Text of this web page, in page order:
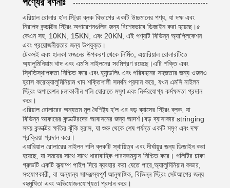
এরিয়াল রোলার হ'ল স্ট্রিং ব্লক বিভাগের একটি উচ্চমানের পণ্য, যা দক্ষ এবং
নিরাপদ কন্ডাক্টর স্ট্রিং অপারেশনগুলির জন্য বিশেষভাবে ডিজাইন করা হয়েছে।৫
কেএন সহ, 10KN, 15KN, এবং 20KN, এই পণ্যটি বিভিন্ন অ্যাপ্লিকেশন
এবং প্রয়োজনীয়তার জন্য উপযুক্ত।
টেকসই এবং হালকা ওজনের উপকরণ থেকে নির্মিত, এয়ারিয়াল রোলারটিতে
অ্যালুমিনিয়াম খাদ এবং এমসি নাইলনের সংমিশ্রণ রয়েছে।এটি শক্তি এবং
স্থিতিস্থাপকতা নিশ্চিত করে এবং হ্যান্ডলিং এবং পরিবহনের সহজতার জন্য ওজনও
হ্রাস করেঅ্যালুমিনিয়াম খাদ শক্তিশালী সমর্থন প্রদান করে, যখন এমসি নাইলন
স্ট্রিং অপারেশন চলাকালীন পলি ঘোরাতে মসৃণ এবং নির্ভরযোগ্য কর্মক্ষমতা প্রদান
করে।
এরিয়াল রোলারের অন্যতম মূল বৈশিষ্ট্য হ'ল এর বড় ব্যাসের স্ট্রিং ব্লক, যা
বিভিন্ন আকারের কন্ডাক্টরদের আবাসনের জন্য আদর্শ।বড় ব্যাসাকার stringing
সময় কন্ডাক্টর ক্ষতির ঝুঁকি হ্রাস, যা শুরু থেকে শেষ পর্যন্ত একটি মসৃণ এবং দক্ষ
প্রক্রিয়া প্রদান করে।
এয়ারিয়াল রোলারের নাইলন পলি ব্লকটি স্থায়িত্ব এবং দীর্ঘায়ুর জন্য ডিজাইন করা
হয়েছে, যা সময়ের সাথে সাথে ধারাবাহিক পারফরম্যান্স নিশ্চিত করে। পলিটির চাকা
গ্রুভটি একটি ক্ল্যাম্প পাইপ দিয়ে ব্যবহার করা যেতে পারে,অ্যালুমিনিয়াম কভার,
সংযোগকারী, বা অন্যান্য সামঞ্জস্যপূর্ণ আনুষাঙ্গিক, বিভিন্ন স্ট্রিং সেটআপের জন্য
বহুমুখিতা এবং অভিযোজনযোগ্যতা প্রদান করে।